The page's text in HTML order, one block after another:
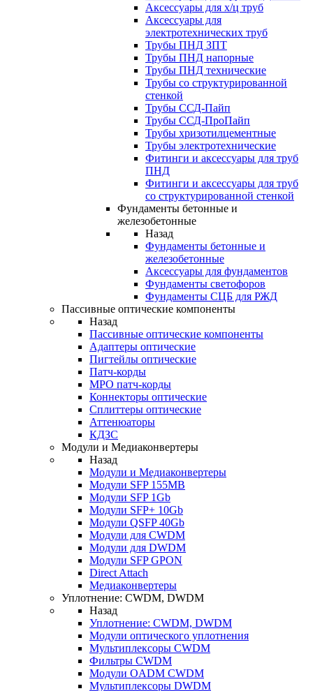
Аксессуары для х/ц труб
Аксессуары для
электротехнических труб
Трубы ПНД ЗПТ
Трубы ПНД напорные
Трубы ПНД технические
Трубы со структурированной
стенкой
Трубы ССД-Пайп
Трубы ССД-ПроПайп
Трубы хризотилцементные
Трубы электротехнические
Фитинги и аксессуары для труб
ПНД
Фитинги и аксессуары для труб
со структурированной стенкой
Фундаменты бетонные и
железобетонные
Назад
Фундаменты бетонные и
железобетонные
Аксессуары для фундаментов
Фундаменты светофоров
Фундаменты СЦБ для РЖД
Пассивные оптические компоненты
Назад
Пассивные оптические компоненты
Адаптеры оптические
Пигтейлы оптические
Патч-корды
MPO патч-корды
Коннекторы оптические
Сплиттеры оптические
Аттенюаторы
КДЗС
Модули и Медиаконвертеры
Назад
Модули и Медиаконвертеры
Модули SFP 155MB
Модули SFP 1Gb
Модули SFP+ 10Gb
Модули QSFP 40Gb
Модули для CWDM
Модули для DWDM
Модули SFP GPON
Direct Attach
Медиаконвертеры
Уплотнение: CWDM, DWDM
Назад
Уплотнение: CWDM, DWDM
Модули оптического уплотнения
Мультиплексоры CWDM
Фильтры CWDM
Модули OADM CWDM
Мультиплексоры DWDM